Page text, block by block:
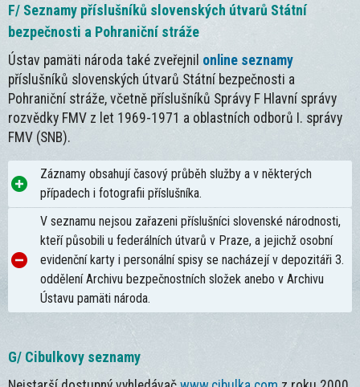
F/ Seznamy příslušníků slovenských útvarů Státní
bezpečnosti a Pohraniční stráže
Ústav pamäti národa také zveřejnil online seznamy
příslušníků slovenských útvarů Státní bezpečnosti a
Pohraniční stráže, včetně příslušníků Správy F Hlavní správy
rozvědky FMV z let 1969-1971 a oblastních odborů I. správy
FMV (SNB).
Záznamy obsahují časový průběh služby a v některých
případech i fotografii příslušníka.
V seznamu nejsou zařazeni příslušníci slovenské národnosti,
kteří působili u federálních útvarů v Praze, a jejichž osobní
evidenční karty i personální spisy se nacházejí v depozitáři 3.
oddělení Archivu bezpečnostních složek anebo v Archivu
Ústavu pamäti národa.
G/ Cibulkovy seznamy